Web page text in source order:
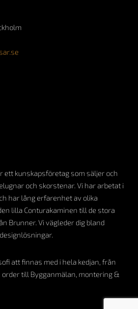
ett kunskapsföretag som säljer och
och skorstenar. Vi har arbetat i
har lång erfarenhet av olika
lilla Conturakaminen till de stora
Brunner. Vi vägleder dig bland
att finnas med i hela kedjan, från
till Bygganmälan, montering &